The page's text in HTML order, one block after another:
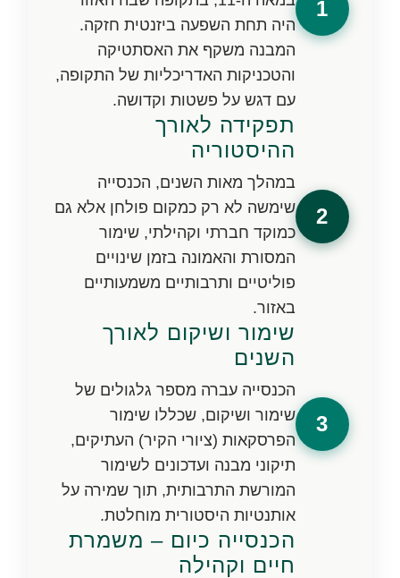
1
היה תחת השפעה ביזנטית חזקה.
המבנה משקף את האסתטיקה
והטכניקות האדריכליות של התקופה,
עם דגש על פשטות וקדושה.
2
תפקידה לאורך
ההיסטוריה
במהלך מאות השנים, הכנסייה
שימשה לא רק כמקום פולחן אלא גם
כמוקד חברתי וקהילתי, שימור
המסורת והאמונה בזמן שינויים
פוליטיים ותרבותיים משמעותיים
באזור.
3
שימור ושיקום לאורך
השנים
הכנסייה עברה מספר גלגולים של
שימור ושיקום, שכללו שימור
הפרסקאות (ציורי הקיר) העתיקים,
תיקוני מבנה ועדכונים לשימור
המורשת התרבותית, תוך שמירה על
אותנטיות היסטורית מוחלטת.
הכנסייה כיום – משמרת
חיים וקהילה